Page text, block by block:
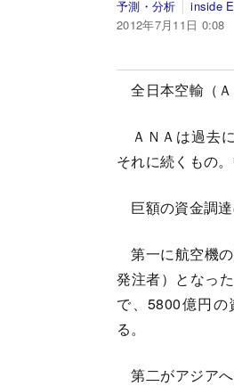
予測・分析
inside
2012年7月11日 0:08
全日本空輸（Ａ
ＡＮＡは過去
それに続くもの
巨額の資金調達
第一に航空機
発注者）となっ
で、5800億円
る。
第二がアジア